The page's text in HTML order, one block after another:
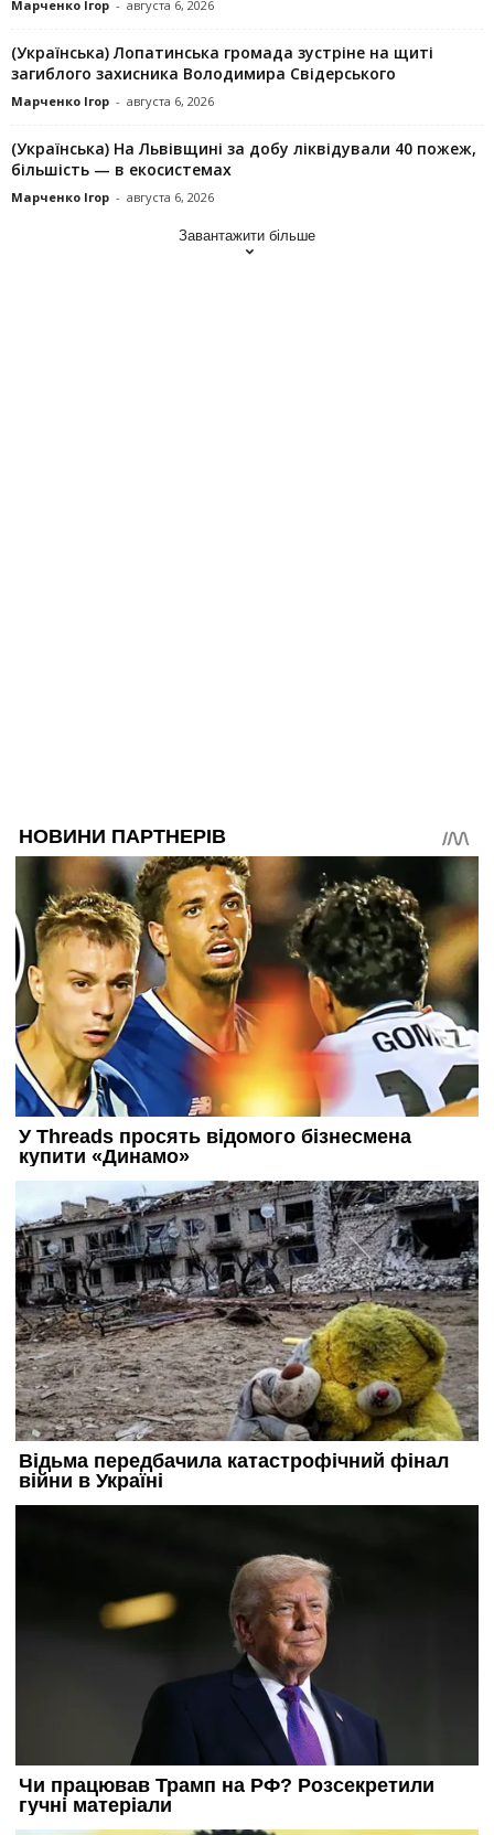
Марченко Ігор - августа 6, 2026
(Українська) Лопатинська громада зустріне на щиті
загиблого захисника Володимира Свідерського
Марченко Ігор - августа 6, 2026
(Українська) На Львівщині за добу ліквідували 40 пожеж,
більшість — в екосистемах
Марченко Ігор - августа 6, 2026
Завантажити більше